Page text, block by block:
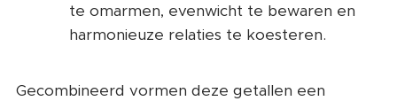
te omarmen, evenwicht te bewaren en
harmonieuze relaties te koesteren.
Gecombineerd vormen deze getallen een